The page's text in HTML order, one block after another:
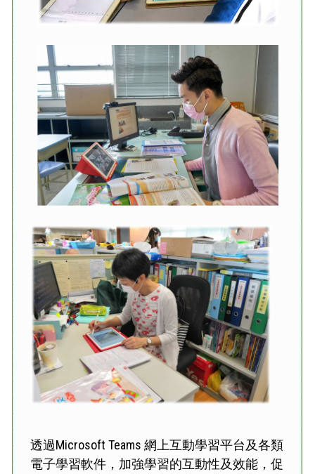
透過Microsoft Teams 網上互動學習平台及各類
電子學習軟件，加強學習的互動性及效能，促